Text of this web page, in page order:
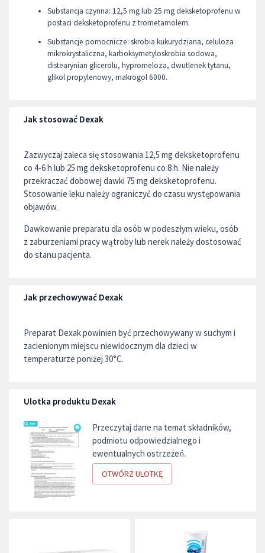
Substancja czynna: 12,5 mg lub 25 mg deksketoprofenu w
postaci deksketoprofenu z trometamolem.
Substancje pomocnicze: skrobia kukurydziana, celuloza
mikrokrystaliczna, karboksymetyloskrobia sodowa,
distearynian glicerolu, hypromeloza, dwutlenek tytanu,
glikol propylenowy, makrogol 6000.
Jak stosować Dexak
Zazwyczaj zaleca się stosowania 12,5 mg deksketoprofenu
co 4-6 h lub 25 mg deksketoprofenu co 8 h. Nie należy
przekraczać dobowej dawki 75 mg deksketoprofenu.
Stosowanie leku należy ograniczyć do czasu występowania
objawów.
Dawkowanie preparatu dla osób w podeszłym wieku, osób
z zaburzeniami pracy wątroby lub nerek należy dostosować
do stanu pacjenta.
Jak przechowywać Dexak
Preparat Dexak powinien być przechowywany w suchym i
zacienionym miejscu niewidocznym dla dzieci w
temperaturze poniżej 30°C.
Ulotka produktu Dexak
Przeczytaj dane na temat składników,
podmiotu odpowiedzialnego i
ewentualnych ostrzeżeń.
OTWÓRZ ULOTKĘ